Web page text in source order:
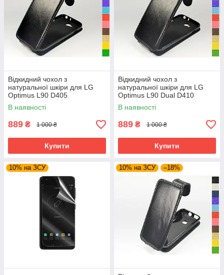
Відкидний чохол з
натуральної шкіри для LG
Optimus L90 D405
В наявності
889 ₴ 1 000 ₴
Купити
Відкидний чохол з
натуральної шкіри для LG
Optimus L90 Dual D410
В наявності
889 ₴ 1 000 ₴
Купити
10% на ЗСУ 10% на ЗСУ –18%